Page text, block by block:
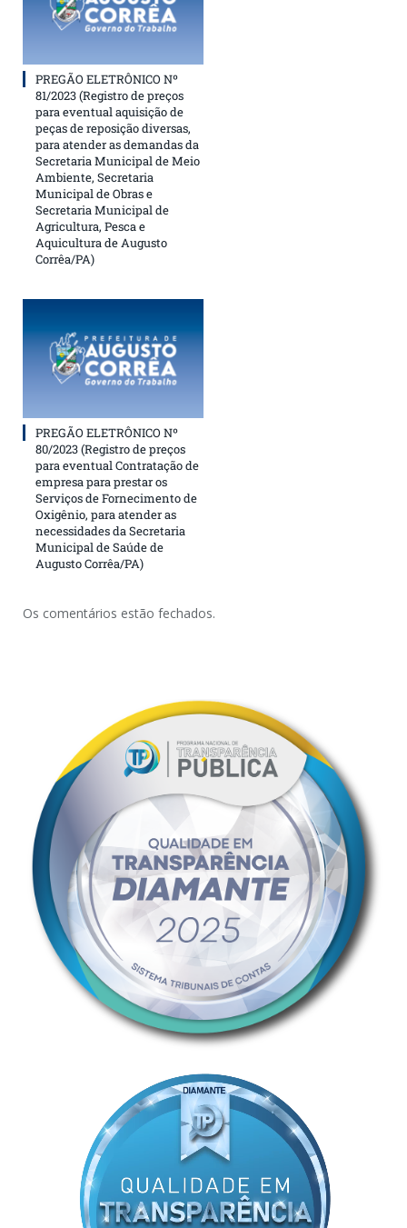
PREGÃO ELETRÔNICO Nº
81/2023 (Registro de preços
para eventual aquisição de
peças de reposição diversas,
para atender as demandas da
Secretaria Municipal de Meio
Ambiente, Secretaria
Municipal de Obras e
Secretaria Municipal de
Agricultura, Pesca e
Aquicultura de Augusto
Corrêa/PA)
PREGÃO ELETRÔNICO Nº
80/2023 (Registro de preços
para eventual Contratação de
empresa para prestar os
Serviços de Fornecimento de
Oxigênio, para atender as
necessidades da Secretaria
Municipal de Saúde de
Augusto Corrêa/PA)
Os comentários estão fechados.